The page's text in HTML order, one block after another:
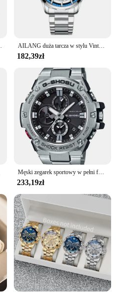
AILANG duża tarcza w stylu Vintage męski sportowy Tourbillon z wycięciami z automatycznym ręczne nakręcanie mechanicznym zegarek męski nowy 2023
182,39zł
Męski zegarek sportowy w pełni funkcjonalny czas światowy Wodoodporny stop Ponadgabarytowa tarcza Wszystkie wskazówki Praca GSTB100 Seria dębowa
233,19zł